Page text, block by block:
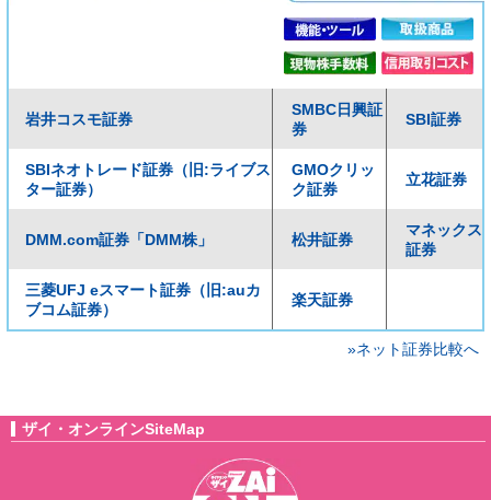
岩井コスモ証券
SMBC日興証
券
SBI証券
SBIネオトレード証券（旧:ライブス
ター証券）
GMOクリッ
ク証券
立花証券
DMM.com証券「DMM株」 松井証券
マネックス
証券
三菱UFJ eスマート証券（旧:auカ
ブコム証券）
楽天証券
»ネット証券比較へ
ザイ・オンラインSiteMap